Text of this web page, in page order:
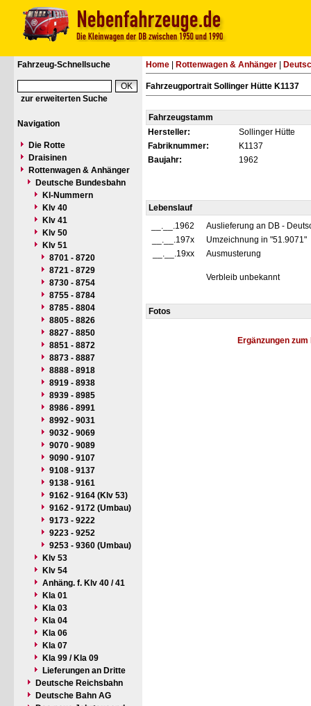
Fahrzeug-Schnellsuche
zur erweiterten Suche
Navigation
Die Rotte
Draisinen
Rottenwagen & Anhänger
Deutsche Bundesbahn
Kl-Nummern
Klv 40
Klv 41
Klv 50
Klv 51
8701 - 8720
8721 - 8729
8730 - 8754
8755 - 8784
8785 - 8804
8805 - 8826
8827 - 8850
8851 - 8872
8873 - 8887
8888 - 8918
8919 - 8938
8939 - 8985
8986 - 8991
8992 - 9031
9032 - 9069
9070 - 9089
9090 - 9107
9108 - 9137
9138 - 9161
9162 - 9164 (Klv 53)
9162 - 9172 (Umbau)
9173 - 9222
9223 - 9252
9253 - 9360 (Umbau)
Klv 53
Klv 54
Anhäng. f. Klv 40 / 41
Kla 01
Kla 03
Kla 04
Kla 06
Kla 07
Kla 99 / Kla 09
Lieferungen an Dritte
Deutsche Reichsbahn
Deutsche Bahn AG
Home Rottenwagen & Anhänger
Fahrzeugportrait Sollinger Hütte K1137
Fahrzeugstamm
Hersteller:
Sollinger Hütte
Fabriknummer:
K1137
Baujahr:
1962
Lebenslauf
__.__.1962
Auslieferung an DB -
__.__.197x
Umzeichnung in "51.9071"
__.__.19xx
Ausmusterung
Verbleib unbekannt
Fotos
Ergänzungen